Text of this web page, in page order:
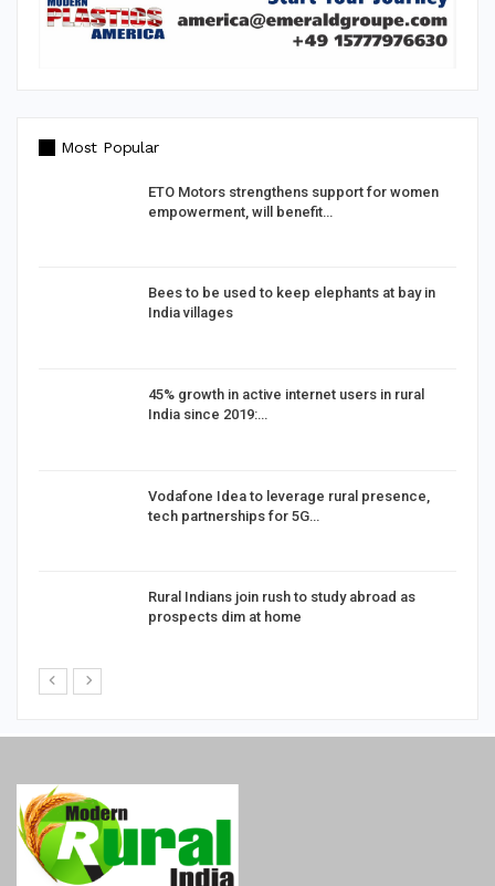
Most Popular
ETO Motors strengthens support for women
empowerment, will benefit…
Bees to be used to keep elephants at bay in
India villages
45% growth in active internet users in rural
India since 2019:…
Vodafone Idea to leverage rural presence,
tech partnerships for 5G…
Rural Indians join rush to study abroad as
prospects dim at home